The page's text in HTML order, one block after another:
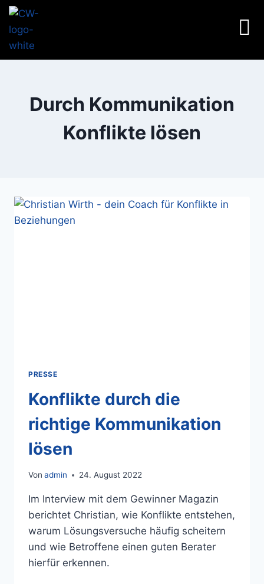
Durch Kommunikation
Konflikte lösen
PRESSE
Konflikte durch die
richtige Kommunikation
lösen
Von admin 24. August 2022
Im Interview mit dem Gewinner Magazin
berichtet Christian, wie Konflikte entstehen,
warum Lösungsversuche häufig scheitern
und wie Betroffene einen guten Berater
hierfür erkennen.